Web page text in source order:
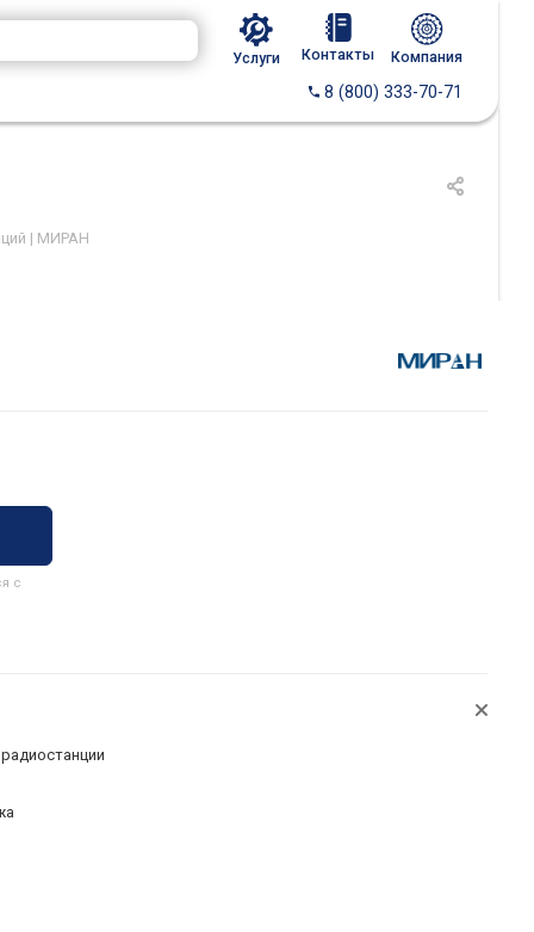
Услуги Контакты Компания
8 (800) 333-70-71
| МИРАН
с